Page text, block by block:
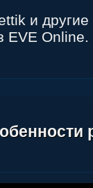
и другие
EVE Online.